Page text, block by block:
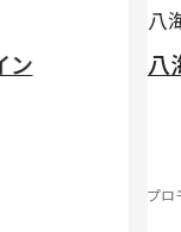
ン
八
八
プロ